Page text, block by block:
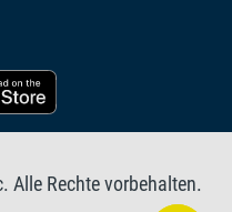
Alle Rechte vorbehalten.